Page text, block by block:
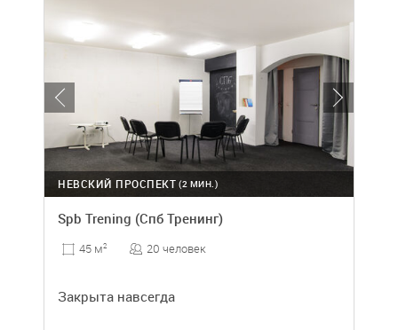
(2 МИН.)
НЕВСКИЙ ПРОСПЕКТ
Spb Trening (Спб Тренинг)
45 м2 20 человек
Закрыта навсегда